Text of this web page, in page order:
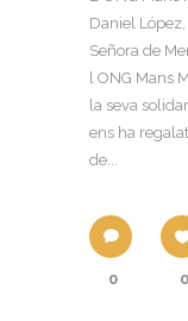
Daniel
Señora de
l ONG Mans
la seva
ens ha
de...
0 0